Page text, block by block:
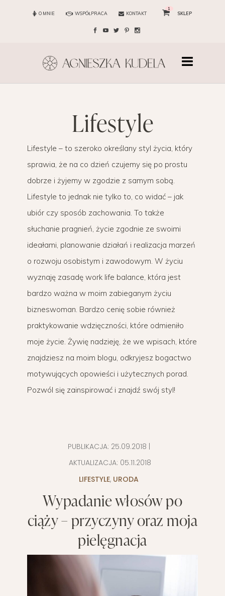
O MNIE WSPÓŁPRACA KONTAKT
1
SKLEP
lifestyle
Lifestyle – to szeroko określany styl życia, który
sprawia, że na co dzień czujemy się po prostu
dobrze i żyjemy w zgodzie z samym sobą.
Lifestyle to jednak nie tylko to, co widać – jak
ubiór czy sposób zachowania. To także
słuchanie pragnień, życie zgodnie ze swoimi
ideałami, planowanie działań i realizacja marzeń
o rozwoju osobistym i zawodowym. W życiu
wyznaję zasadę work life balance, która jest
bardzo ważna w moim zabieganym życiu
bizneswoman. Bardzo cenię sobie również
praktykowanie wdzięczności, które odmieniło
moje życie. Żywię nadzieję, że we wpisach, które
znajdziesz na moim blogu, odkryjesz bogactwo
motywujących opowieści i użytecznych porad.
Pozwól się zainspirować i znajdź swój styl!
PUBLIKACJA: 25.09.2018
AKTUALIZACJA: 05.11.2018
LIFESTYLE, URODA
Wypadanie włosów po
ciąży – przyczyny oraz moja
pielęgnacja